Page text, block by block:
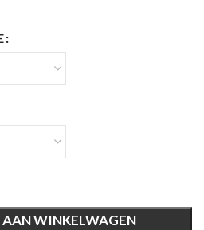
WINKELWAGEN